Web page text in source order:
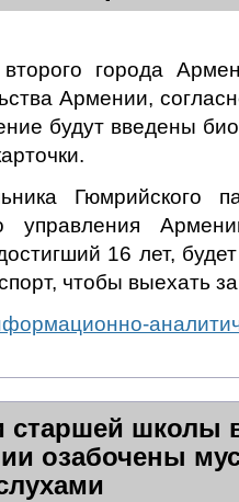
города
Армении,
будут введены
Гюмрийского
управления
16 лет,
чтобы выехать
старшей школы
озабочены